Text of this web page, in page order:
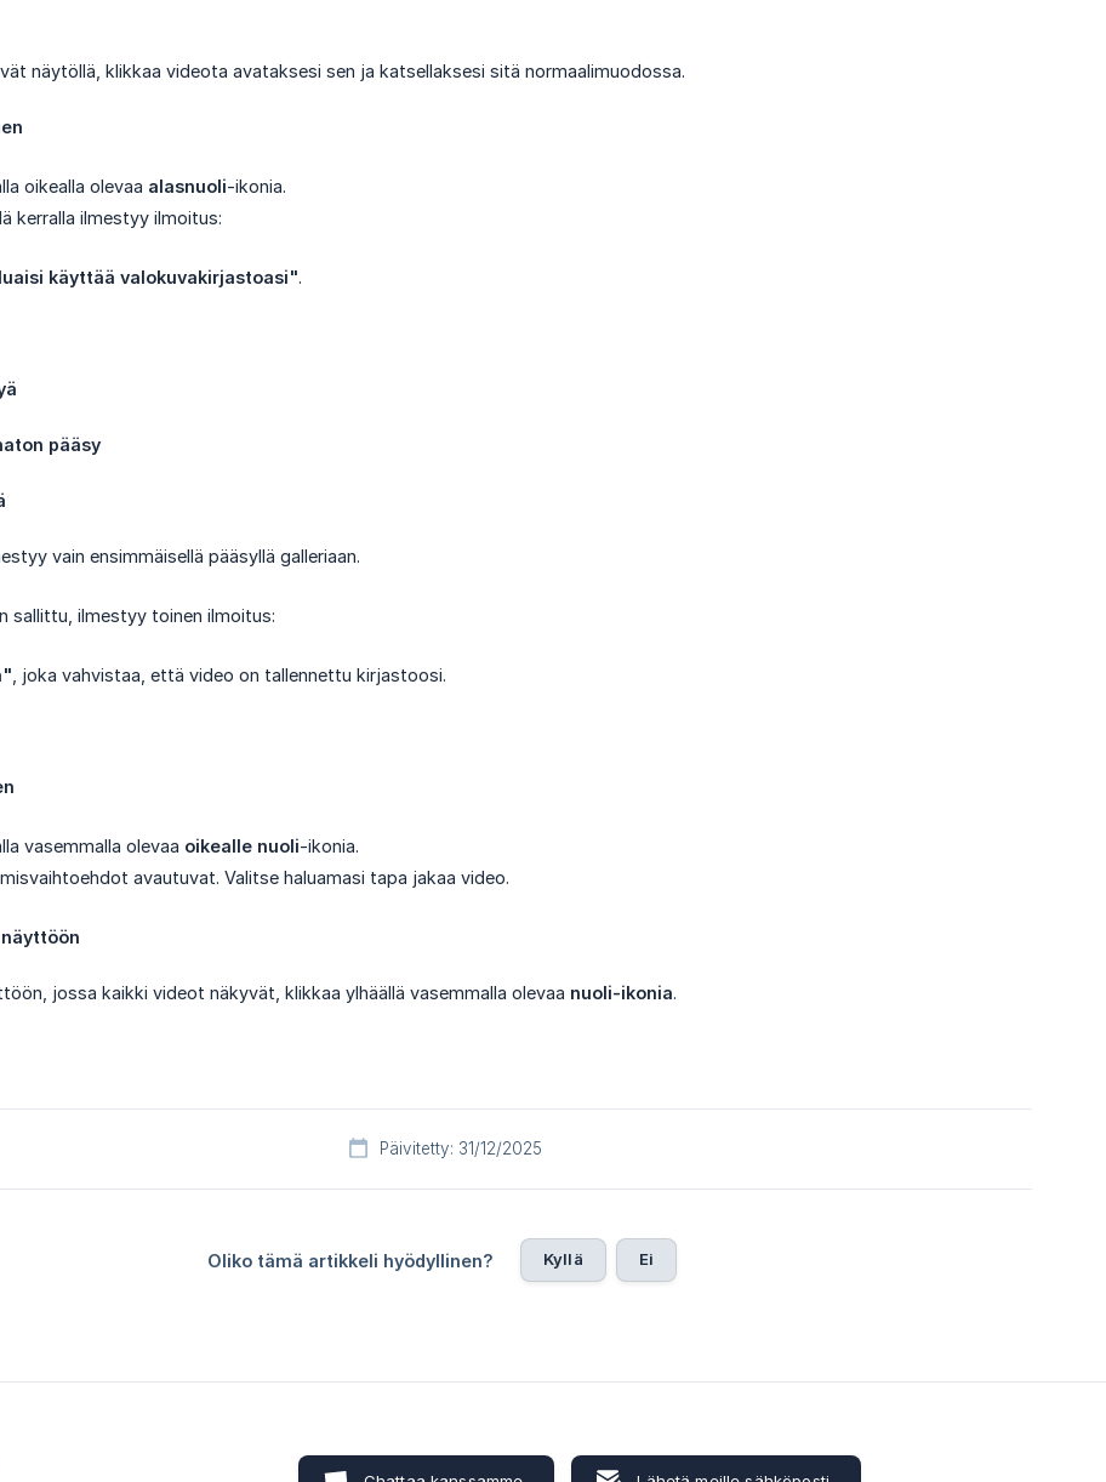
näytöllä, klikkaa videota avataksesi sen ja katsellaksesi sitä normaalimuodossa.
oikealla olevaa alasnuoli-ikonia.
kerralla ilmestyy ilmoitus:
käyttää valokuvakirjastoasi".
pääsy
vain ensimmäisellä pääsyllä galleriaan.
sallittu, ilmestyy toinen ilmoitus:
, joka vahvistaa, että video on tallennettu kirjastoosi.
vasemmalla olevaa oikealle nuoli-ikonia.
avautuvat. Valitse haluamasi tapa jakaa video.
jossa kaikki videot näkyvät, klikkaa ylhäällä vasemmalla olevaa nuoli-ikonia.
Päivitetty: 31/12/2025
Oliko tämä artikkeli hyödyllinen? Kyllä Ei